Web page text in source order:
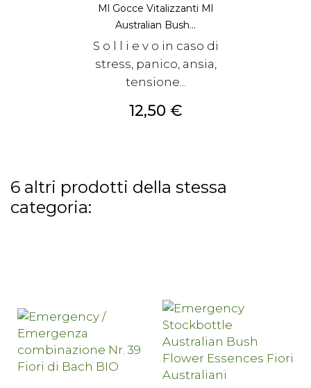
Ml Gocce Vitalizzanti Ml
Australian Bush...
S o l l i e v o in caso di
stress, panico, ansia,
tensione...
Prezzo
12,50 €
6 altri prodotti della stessa
categoria: